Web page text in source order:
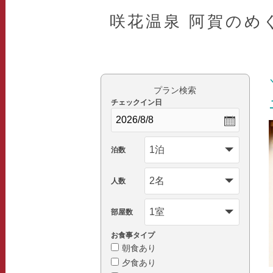
咲花温泉 阿賀のめ
プラン検索
チェックイン日
泊数
人数
部屋数
お食事タイプ
朝食あり
夕食あり